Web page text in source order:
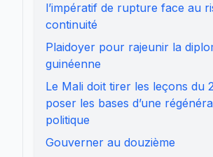
l’impératif de rupture face au
continuité
Plaidoyer pour rajeunir la
guinéenne
Le Mali doit tirer les leçons du
poser les bases d’une
politique
Gouverner au douzième